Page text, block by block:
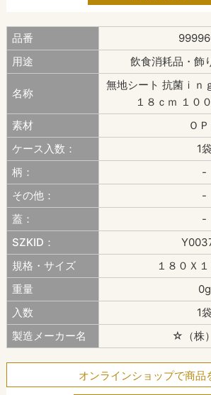
品番
用途
飲食消耗品・飾
名称
無地シート 抗菌ｉｎ
１８ｃｍ １０
素材
ＯＰ
ケース入数：
1袋
柄：
-
その他：
-
蓋：
-
SZKID：
規格・サイズ
１８０Ｘ
重量
0g
入数
1袋
製造メーカー名
☆（株
オンラインショップで商品